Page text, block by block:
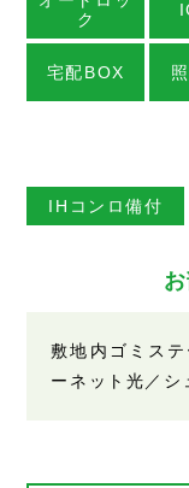
ク
宅配BOX
IHコンロ備付
敷地内ゴミス
ーネット光／シ